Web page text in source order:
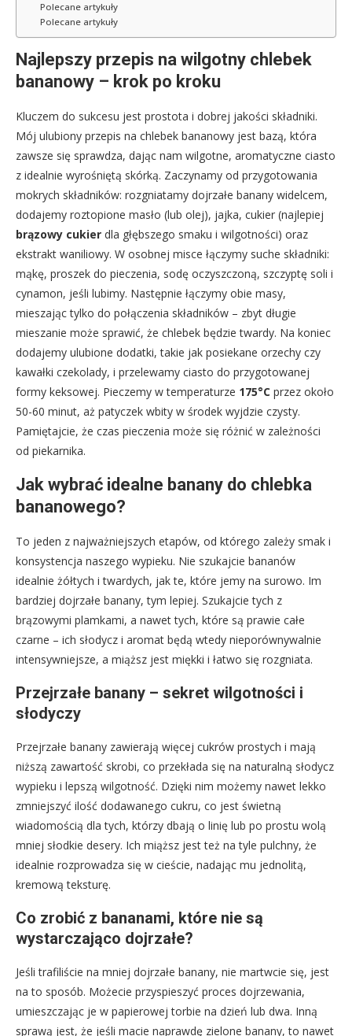
Polecane artykuły
Polecane artykuły
Najlepszy przepis na wilgotny chlebek
bananowy – krok po kroku
Kluczem do sukcesu jest prostota i dobrej jakości składniki.
Mój ulubiony przepis na chlebek bananowy jest bazą, która
zawsze się sprawdza, dając nam wilgotne, aromatyczne ciasto
z idealnie wyrośniętą skórką. Zaczynamy od przygotowania
mokrych składników: rozgniatamy dojrzałe banany widelcem,
dodajemy roztopione masło (lub olej), jajka, cukier (najlepiej
brązowy cukier dla głębszego smaku i wilgotności) oraz
ekstrakt waniliowy. W osobnej misce łączymy suche składniki:
mąkę, proszek do pieczenia, sodę oczyszczoną, szczyptę soli i
cynamon, jeśli lubimy. Następnie łączymy obie masy,
mieszając tylko do połączenia składników – zbyt długie
mieszanie może sprawić, że chlebek będzie twardy. Na koniec
dodajemy ulubione dodatki, takie jak posiekane orzechy czy
kawałki czekolady, i przelewamy ciasto do przygotowanej
formy keksowej. Pieczemy w temperaturze 175°C przez około
50-60 minut, aż patyczek wbity w środek wyjdzie czysty.
Pamiętajcie, że czas pieczenia może się różnić w zależności
od piekarnika.
Jak wybrać idealne banany do chlebka
bananowego?
To jeden z najważniejszych etapów, od którego zależy smak i
konsystencja naszego wypieku. Nie szukajcie bananów
idealnie żółtych i twardych, jak te, które jemy na surowo. Im
bardziej dojrzałe banany, tym lepiej. Szukajcie tych z
brązowymi plamkami, a nawet tych, które są prawie całe
czarne – ich słodycz i aromat będą wtedy nieporównywalnie
intensywniejsze, a miąższ jest miękki i łatwo się rozgniata.
Przejrzałe banany – sekret wilgotności i
słodyczy
Przejrzałe banany zawierają więcej cukrów prostych i mają
niższą zawartość skrobi, co przekłada się na naturalną słodycz
wypieku i lepszą wilgotność. Dzięki nim możemy nawet lekko
zmniejszyć ilość dodawanego cukru, co jest świetną
wiadomością dla tych, którzy dbają o linię lub po prostu wolą
mniej słodkie desery. Ich miąższ jest też na tyle pulchny, że
idealnie rozprowadza się w cieście, nadając mu jednolitą,
kremową teksturę.
Co zrobić z bananami, które nie są
wystarczająco dojrzałe?
Jeśli trafiliście na mniej dojrzałe banany, nie martwcie się, jest
na to sposób. Możecie przyspieszyć proces dojrzewania,
umieszczając je w papierowej torbie na dzień lub dwa. Inną
sprawą jest, że jeśli macie naprawdę zielone banany, to nawet